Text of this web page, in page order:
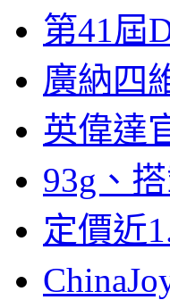
第41屆
廣納四
英偉達
93g、
定價近